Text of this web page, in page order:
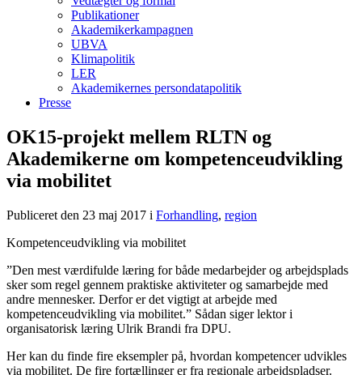
Publikationer
Akademikerkampagnen
UBVA
Klimapolitik
LER
Akademikernes persondatapolitik
Presse
OK15-projekt mellem RLTN og
Akademikerne om kompetenceudvikling
via mobilitet
Publiceret den 23 maj 2017 i Forhandling, region
Kompetenceudvikling via mobilitet
”Den mest værdifulde læring for både medarbejder og arbejdsplads
sker som regel gennem praktiske aktiviteter og samarbejde med
andre mennesker. Derfor er det vigtigt at arbejde med
kompetenceudvikling via mobilitet.” Sådan siger lektor i
organisatorisk læring Ulrik Brandi fra DPU.
Her kan du finde fire eksempler på, hvordan kompetencer udvikles
via mobilitet. De fire fortællinger er fra regionale arbejdspladser.